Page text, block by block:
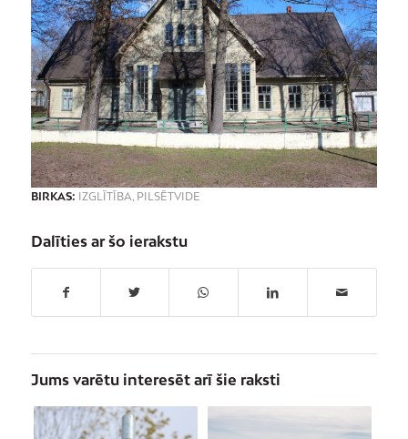
BIRKAS: IZGLĪTĪBA, PILSĒTVIDE
Dalīties ar šo ierakstu
Jums varētu interesēt arī šie raksti